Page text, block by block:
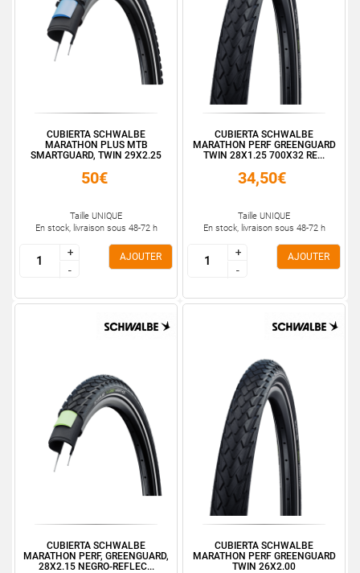
CUBIERTA SCHWALBE
MARATHON PLUS MTB
SMARTGUARD, TWIN 29X2.25
50€
Taille UNIQUE
En stock, livraison sous 48-72 h
+
-
+
-
AJOUTER
CUBIERTA SCHWALBE
MARATHON PERF GREENGUARD
TWIN 28X1.25 700X32 RE...
34,50€
Taille UNIQUE
En stock, livraison sous 48-72 h
+
-
+
-
AJOUTER
CUBIERTA SCHWALBE
MARATHON PERF, GREENGUARD,
28X2.15 NEGRO-REFLEC...
CUBIERTA SCHWALBE
MARATHON PERF GREENGUARD
TWIN 26X2.00